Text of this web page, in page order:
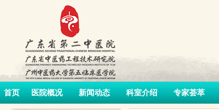
首页 医院概况 新闻动态 科室介绍 专家荟萃